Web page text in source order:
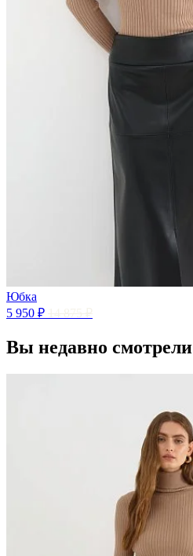
Юбка
5 950 ₽
Вы недавно смотрели